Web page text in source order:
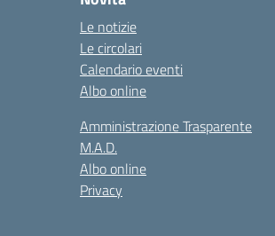
Le notizie
Le circolari
Calendario eventi
Albo online
Amministrazione Trasparente
M.A.D.
Albo online
Privacy